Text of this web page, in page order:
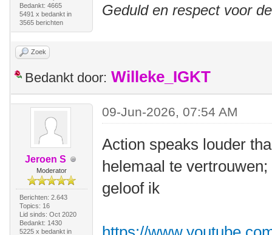
Bedankt: 4665
5491 x bedankt in
3565 berichten
Geduld en respect voor
Zoek
Bedankt door: Willeke_IGKT
Jeroen S
Moderator
Berichten: 2.643
Topics: 16
Lid sinds: Oct 2020
Bedankt: 1430
5225 x bedankt in
09-Jun-2026, 07:54 AM
Action speaks louder
helemaal te
geloof ik